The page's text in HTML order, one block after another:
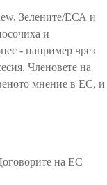
Зелените/ЕСА и
и
- например чрез
Членовете на
мнение в ЕС, и
на ЕС